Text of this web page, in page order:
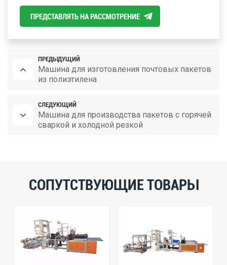
ПРЕДСТАВЛЯТЬ НА РАССМОТРЕНИЕ
ПРЕДЫДУЩИЙ
Машина для изготовления почтовых пакетов
из полиэтилена
СЛЕДУЮЩИЙ
Машина для производства пакетов с горячей
сваркой и холодной резкой
СОПУТСТВУЮЩИЕ ТОВАРЫ